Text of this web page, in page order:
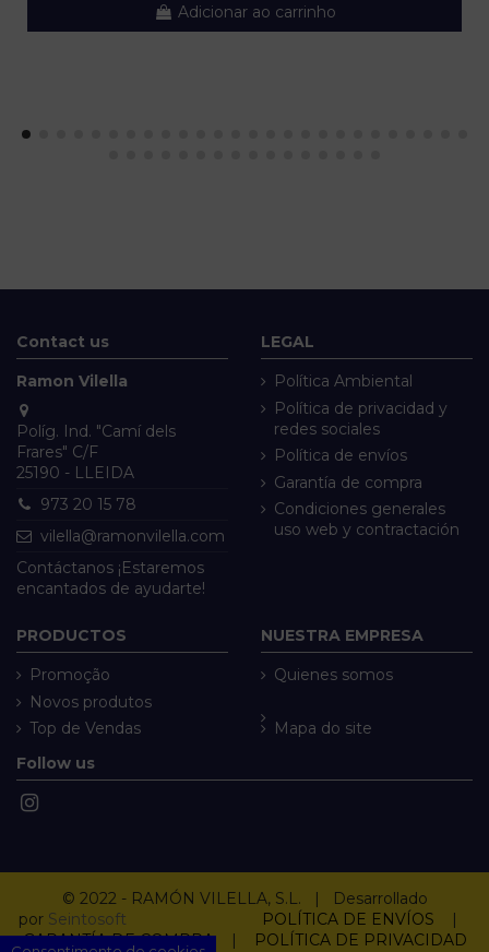
Adicionar ao carrinho
Contact us
Ramon Vilella
Políg. Ind. "Camí dels
Frares" C/F
25190 - LLEIDA
973 20 15 78
vilella@ramonvilella.com
Contáctanos ¡Estaremos
encantados de ayudarte!
LEGAL
Política Ambiental
Política de privacidad y
redes sociales
Política de envíos
Garantía de compra
Condiciones generales
uso web y contractación
PRODUCTOS
Promoção
Novos produtos
Top de Vendas
NUESTRA EMPRESA
Quienes somos
Mapa do site
Follow us
© 2022 - RAMÓN VILELLA, S.L. | Desarrollado
por Seintosoft POLÍTICA DE ENVÍOS
|
GARANTÍA DE COMPRA| POLÍTICA DE PRIVACIDAD